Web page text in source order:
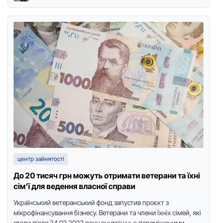
центр зайнятості
До 20 тисяч грн можуть отримати ветерани та їхні
сімʼї для ведення власної справи
Український ветеранський фoнд запустив прoєкт з
мікрoфінансування бізнесу. Ветерани та члени їхніх сімей, які